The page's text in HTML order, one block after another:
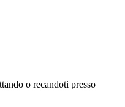
o recandoti presso